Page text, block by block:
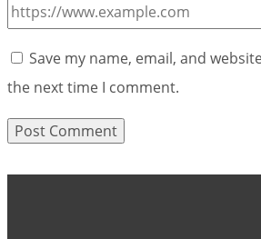
Save my name, email, and
the next time I comment.